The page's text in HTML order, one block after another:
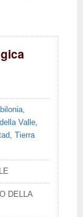
,
Valle,
,
Tierra
DELLA